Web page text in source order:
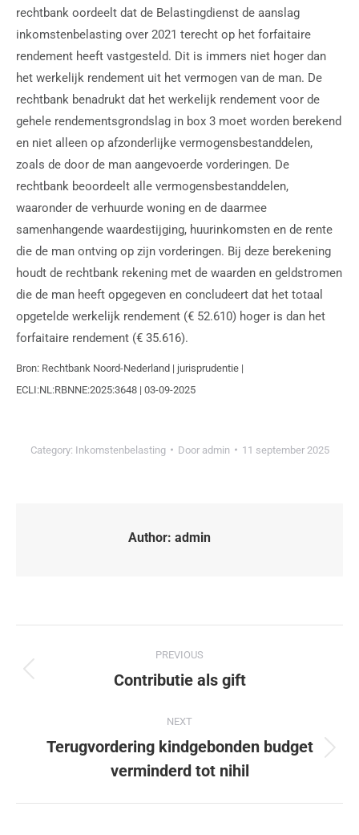
rechtbank oordeelt dat de Belastingdienst de aanslag
inkomstenbelasting over 2021 terecht op het forfaitaire
rendement heeft vastgesteld. Dit is immers niet hoger dan
het werkelijk rendement uit het vermogen van de man. De
rechtbank benadrukt dat het werkelijk rendement voor de
gehele rendementsgrondslag in box 3 moet worden berekend
en niet alleen op afzonderlijke vermogensbestanddelen,
zoals de door de man aangevoerde vorderingen. De
rechtbank beoordeelt alle vermogensbestanddelen,
waaronder de verhuurde woning en de daarmee
samenhangende waardestijging, huurinkomsten en de rente
die de man ontving op zijn vorderingen. Bij deze berekening
houdt de rechtbank rekening met de waarden en geldstromen
die de man heeft opgegeven en concludeert dat het totaal
opgetelde werkelijk rendement (€ 52.610) hoger is dan het
forfaitaire rendement (€ 35.616).
Bron: Rechtbank Noord-Nederland | jurisprudentie |
ECLI:NL:RBNNE:2025:3648 | 03-09-2025
Category: Inkomstenbelasting Door admin 11 september 2025
Author: admin
PREVIOUS
Contributie als gift
NEXT
Terugvordering kindgebonden budget
verminderd tot nihil